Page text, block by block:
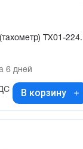
ТХ01-
6 дней
В корзину